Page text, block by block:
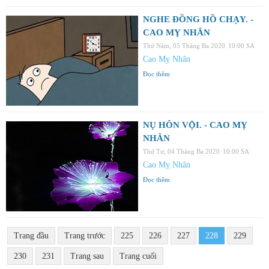
NGHE ĐỒNG HỒ CHẠY. -
CAO MỴ NHÂN
Thứ Năm, 05 Tháng Ba 2020 10:00 SA
Cao Mỵ Nhân
Đọc thêm
NỤ HÔN VỘI. - CAO MỴ
NHÂN
Thứ Tư, 04 Tháng Ba 2020 10:00 SA
Cao Mỵ Nhân
Đọc thêm
Trang đầu Trang trước 225 226 227 228 229
230 231 Trang sau Trang cuối